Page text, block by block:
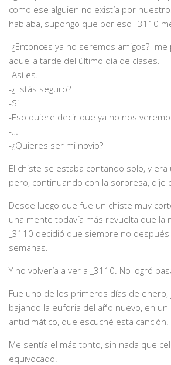
como ese alguien no existía por
hablaba, supongo que por eso _3110
-¿Entonces ya no seremos amigos? -
aquella tarde del último día de clases.
-Así es.
-¿Estás seguro?
-Si
-Eso quiere decir que ya no nos
-…
-¿Quieres ser mi novio?
El chiste se estaba contando solo, y
pero, continuando con la sorpresa, dije
Desde luego que fue un chiste muy
una mente todavía más revuelta que la
_3110 decidió que siempre no
semanas.
Y no volvería a ver a _3110. No logró
Fue uno de los primeros días de enero,
bajando la euforia del año nuevo, en
anticlimático, que escuché esta canción.
Me sentía el más tonto, sin nada que
equivocado.